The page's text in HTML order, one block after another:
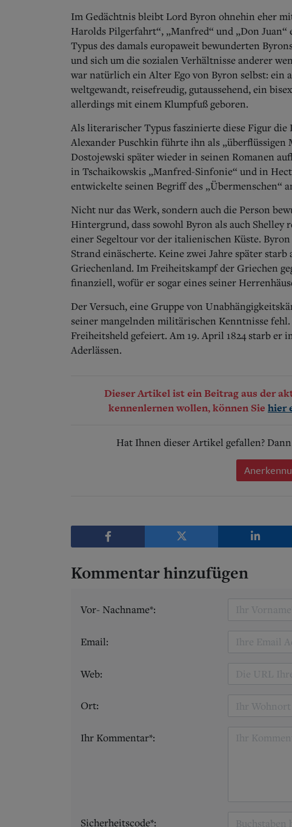
Im Gedächtnis bleibt Lord Byron ohnehin eher
Harolds Pilgerfahrt“, „Manfred“ und „Don
Typus des damals europaweit bewunderten
und sich um die sozialen Verhältnisse anderer
war natürlich ein Alter Ego von Byron selbst: ein
weltgewandt, reisefreudig, gutaussehend, ein
allerdings mit einem Klumpfuß geboren.
Als literarischer Typus faszinierte diese Figur
Alexander Puschkin führte ihn als
Dostojewski später wieder in seinen Romanen
in Tschaikowskis „Manfred-Sinfonie“ und in
entwickelte seinen Begriff des „Übermenschen“
Nicht nur das Werk, sondern auch die Person
Hintergrund, dass sowohl Byron als auch
einer Segeltour vor der italienischen Küste.
Strand einäscherte. Keine zwei Jahre später
Griechenland. Im Freiheitskampf der Griechen
finanziell, wofür er sogar eines seiner
Der Versuch, eine Gruppe von
seiner mangelnden militärischen Kenntnisse
Freiheitsheld gefeiert. Am 19. April 1824 starb er
Aderlässen.
Dieser Artikel ist ein Beitrag aus der
kennenlernen wollen, können Sie hier
Hat Ihnen dieser Artikel gefallen?
Kommentar hinzufügen
Vor- Nachname*:
Email:
Web:
Ort:
Ihr Kommentar*:
Sicherheitscode*: